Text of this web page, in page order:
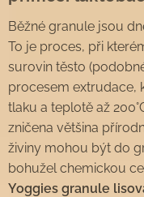
Běžné granule jsou
To je proces, při
surovin těsto
procesem extrudace,
tlaku a teplotě až
zničena většina
živiny mohou být do
bohužel chemickou
Yoggies granule